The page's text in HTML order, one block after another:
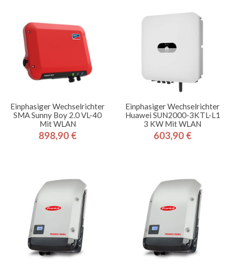
Einphasiger Wechselrichter
SMA Sunny Boy 2.0 VL-40
Mit WLAN
Preis
898,90 €
Einphasiger Wechselrichter
Huawei SUN2000-3KTL-L1
3 KW Mit WLAN
Preis
603,90 €